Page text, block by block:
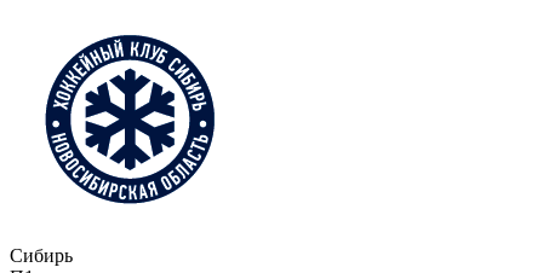
Сибирь